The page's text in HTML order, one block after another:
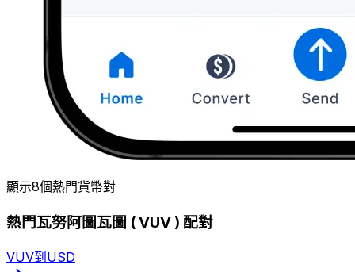
顯示8個熱門貨幣對
熱門瓦努阿圖瓦圖 ( VUV ) 配對
VUV到USD